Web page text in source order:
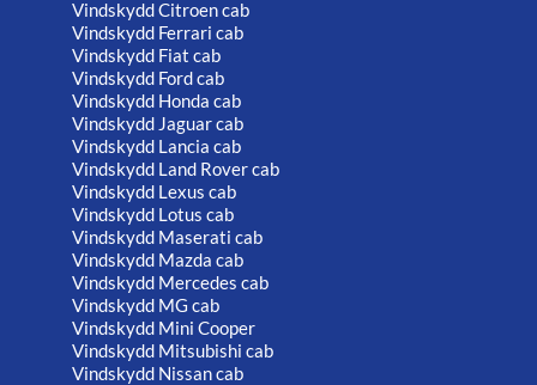
Vindskydd Citroen cab
Vindskydd Ferrari cab
Vindskydd Fiat cab
Vindskydd Ford cab
Vindskydd Honda cab
Vindskydd Jaguar cab
Vindskydd Lancia cab
Vindskydd Land Rover cab
Vindskydd Lexus cab
Vindskydd Lotus cab
Vindskydd Maserati cab
Vindskydd Mazda cab
Vindskydd Mercedes cab
Vindskydd MG cab
Vindskydd Mini Cooper
Vindskydd Mitsubishi cab
Vindskydd Nissan cab